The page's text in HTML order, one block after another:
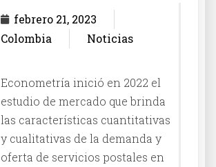
febrero 21, 2023
Colombia
Noticias
Econometría inició en 2022 el
estudio de mercado que brinda
las características cuantitativas
y cualitativas de la demanda y
oferta de servicios postales en